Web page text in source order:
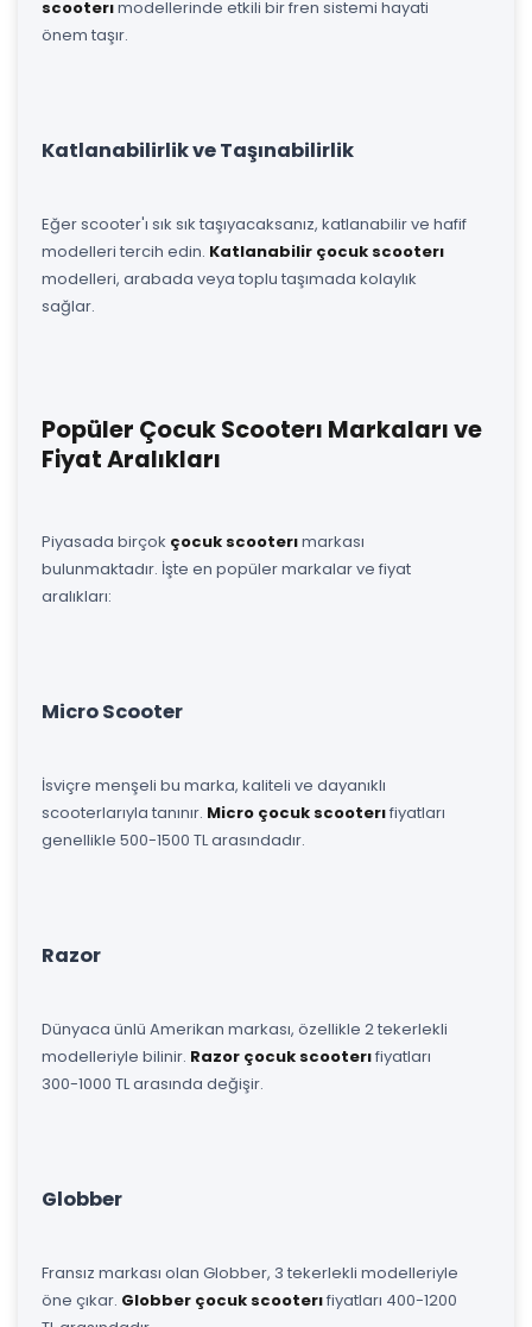
scooterımodellerinde etkili bir fren sistemi hayati
önem taşır.
Katlanabilirlik ve Taşınabilirlik
Eğer scooter'ı sık sık taşıyacaksanız, katlanabilir ve hafif
modelleri tercih edin. Katlanabilir çocuk scooterı
modelleri, arabada veya toplu taşımada kolaylık
sağlar.
Popüler Çocuk Scooterı Markaları ve
Fiyat Aralıkları
Piyasada birçok çocuk scooterımarkası
bulunmaktadır. İşte en popüler markalar ve fiyat
aralıkları:
Micro Scooter
İsviçre menşeli bu marka, kaliteli ve dayanıklı
scooterlarıyla tanınır. Micro çocuk scooterıfiyatları
genellikle 500-1500 TL arasındadır.
Razor
Dünyaca ünlü Amerikan markası, özellikle 2 tekerlekli
modelleriyle bilinir. Razor çocuk scooterıfiyatları
300-1000 TL arasında değişir.
Globber
Fransız markası olan Globber, 3 tekerlekli modelleriyle
öne çıkar. Globber çocuk scooterıfiyatları 400-1200